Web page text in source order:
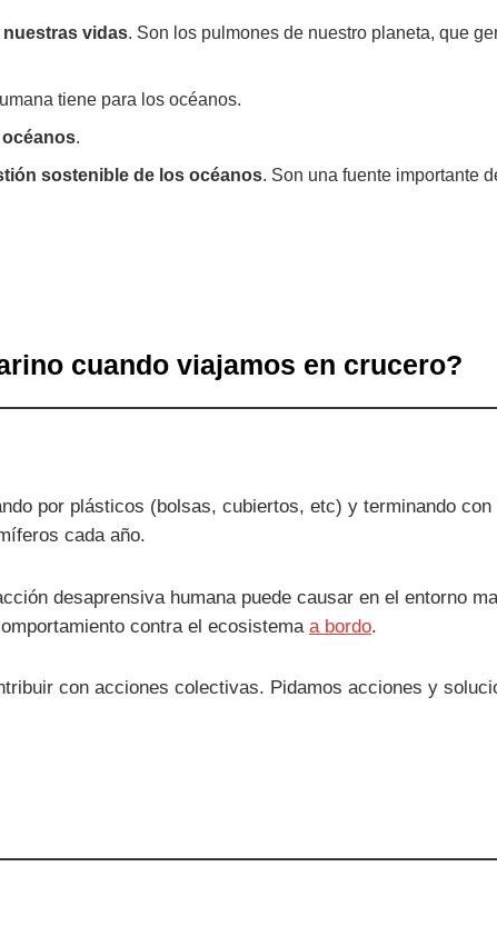
vidas. Son los pulmones de nuestro planeta, que
tiene para los océanos.
.
sostenible de los océanos. Son una fuente importante
cuando viajamos en crucero?
por plásticos (bolsas, cubiertos, etc) y terminando
cada año.
desaprensiva humana puede causar en el entorno
contra el ecosistema a bordo.
con acciones colectivas. Pidamos acciones y